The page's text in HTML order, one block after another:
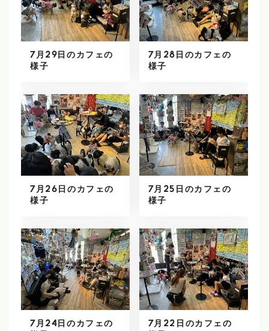
7月29日のカフェの
様子
7月28日のカフェの
様子
7月26日のカフェの
様子
7月25日のカフェの
様子
7月24日のカフェの
7月22日のカフェの